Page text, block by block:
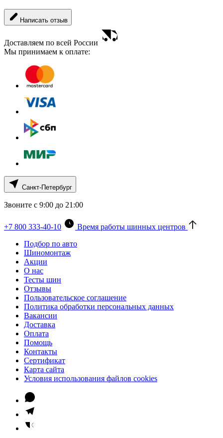
Написать отзыв
Доставляем по всей России
Мы принимаем к оплате:
Санкт-Петербург
Звоните с 9:00 до 21:00
+7 800 333-40-10
Время работы шинных центров
Подбор по авто
Шиномонтаж
Акции
О нас
Тесты шин
Отзывы
Пользовательское соглашение
Политика обработки персональных данных
Вакансии
Доставка
Оплата
Помощь
Контакты
Сертификат
Карта сайта
Условия использования файлов cookies